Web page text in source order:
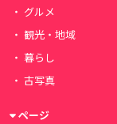
グルメ
観光・地域
暮らし
古写真
ページ